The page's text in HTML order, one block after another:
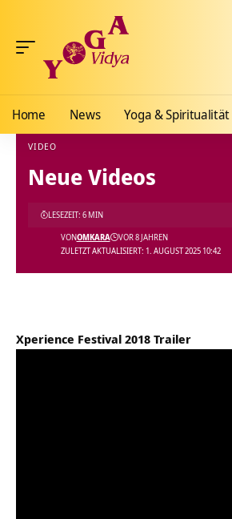
Home News Yoga & Spiritualität
Yoga Vidya Blog - Yoga, Meditation und Ayurveda
VIDEO
Neue Videos
ZULETZT AKTUALISIERT: 1. AUGUST 2025 10:42
VONOMKARA VOR 8 JAHREN
LESEZEIT: 6 MIN
Xperience Festival 2018 Trailer